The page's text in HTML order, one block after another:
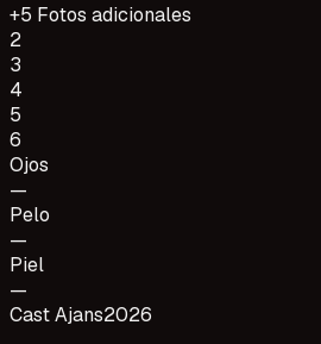
+5 Fotos adicionales
2
3
4
5
6
Ojos
—
Pelo
—
Piel
—
Cast Ajans2026